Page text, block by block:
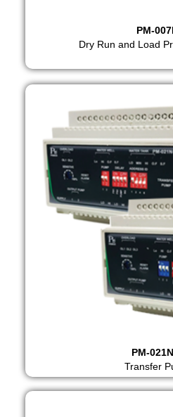
PM-
Dry Run and Load
PM-
Transfer